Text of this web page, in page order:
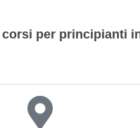
per principianti